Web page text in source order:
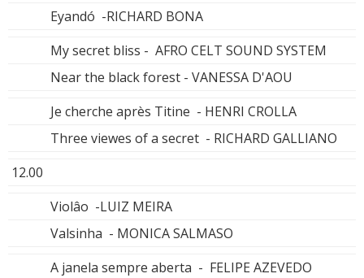
Eyandó -RICHARD BONA
My secret bliss - AFRO CELT SOUND SYSTEM
Near the black forest - VANESSA D'AOU
Je cherche après Titine - HENRI CROLLA
Three viewes of a secret - RICHARD GALLIANO
12.00
Violâo -LUIZ MEIRA
Valsinha - MONICA SALMASO
A janela sempre aberta - FELIPE AZEVEDO